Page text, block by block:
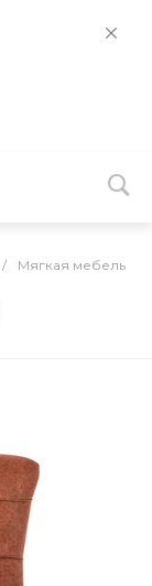
/ Мягкая мебель